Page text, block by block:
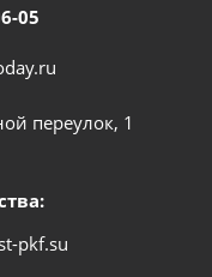
05
переулок, 1
pkf.su